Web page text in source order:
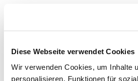
Diese Webseite verwendet Cookies
Wir verwenden Cookies, um Inhalte
personalisieren, Funktionen für